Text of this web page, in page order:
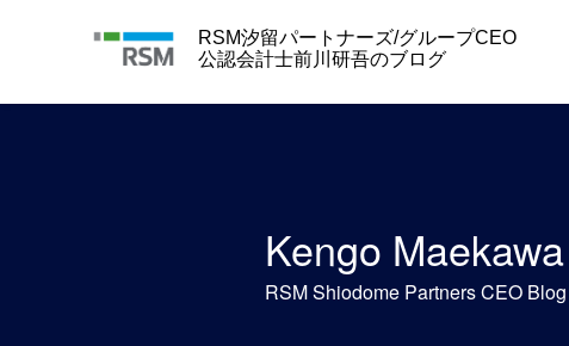
RSM汐留パートナーズ/グループCEO
公認会計士前川研吾のブログ
Kengo Maekawa
RSM Shiodome Partners CEO Blog